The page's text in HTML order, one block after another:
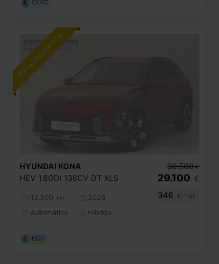
CERO
HYUNDAI KONA
HEV 1.6GDI 138CV DT XLS
13.500 km
2026
Automático
Híbrido
30.500 €
29.100 €
346
€/mes
ECO